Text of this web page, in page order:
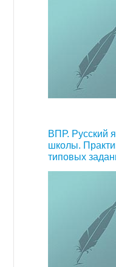
ВПР. Русский
школы.
типовых